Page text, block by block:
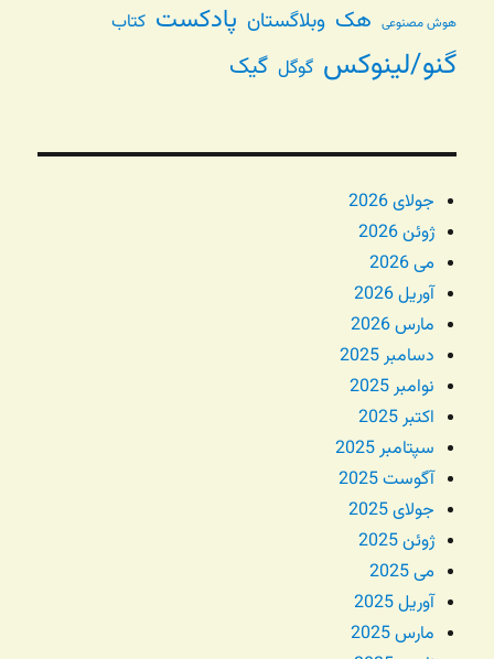
هوش مصنوعی هک وبلاگستان پادکست کتاب
گنو/لینوکس گوگل گیک
جولای 2026
ژوئن 2026
می 2026
آوریل 2026
مارس 2026
دسامبر 2025
نوامبر 2025
اکتبر 2025
سپتامبر 2025
آگوست 2025
جولای 2025
ژوئن 2025
می 2025
آوریل 2025
مارس 2025